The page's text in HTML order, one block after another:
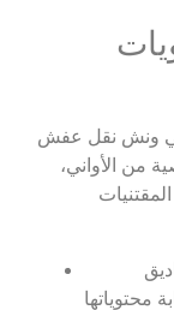
في ونش نقل عفش
من الأواني،
محتوياتها